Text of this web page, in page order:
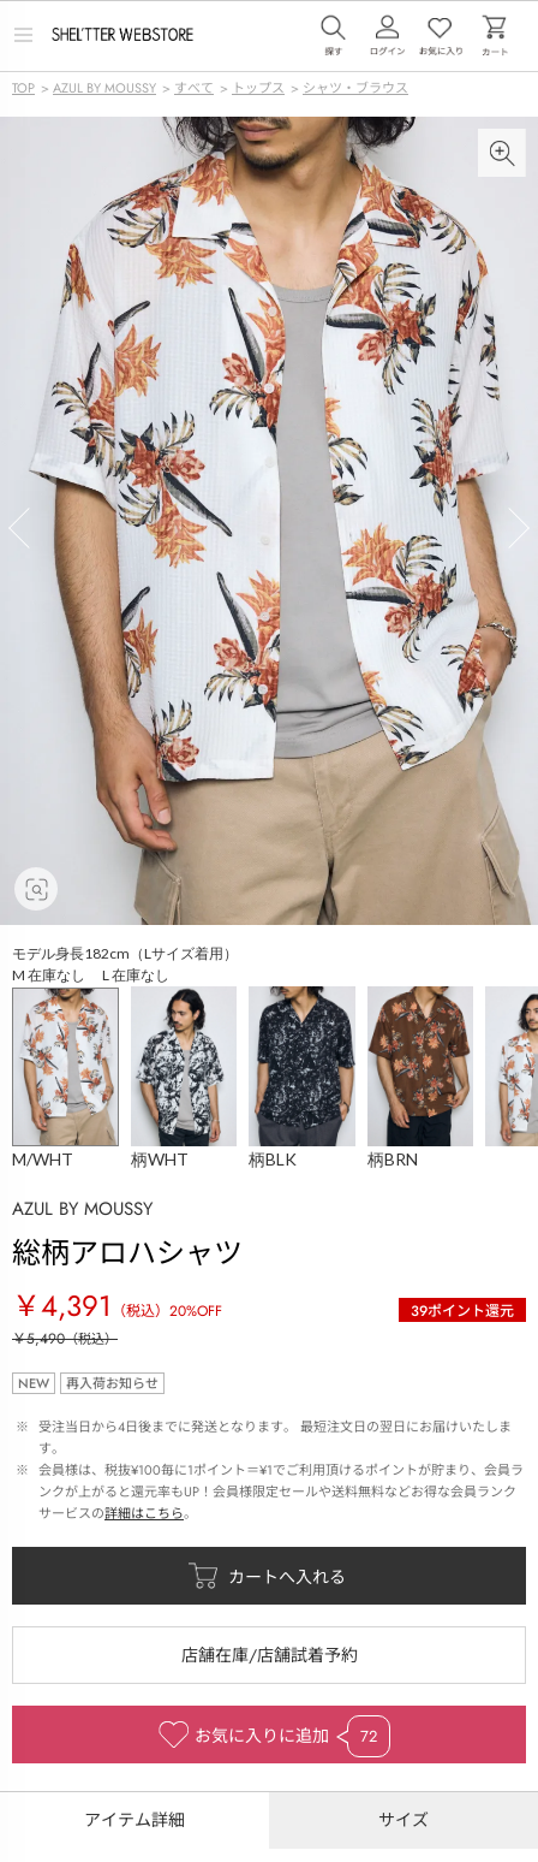
メ
ー
を
TOP > AZUL BY MOUSSY > すべて > トップス > シャツ・ブラウス
モデル身長182cm（Lサイズ着用）
M 在庫なし L 在庫なし
M/WHT 柄WHT 柄BLK 柄BRN
AZUL BY MOUSSY
総柄アロハシャツ
￥4,391
（税込） 20%OFF 39ポイント還元
￥5,490（税込）
NEW 再入荷お知らせ
※ 受注当日から4日後までに発送となります。 最短注文日の翌日にお届けいたしま
す。
※ 会員様は、税抜¥100毎に1ポイント＝¥1でご利用頂けるポイントが貯まり、会員ラ
ンクが上がると還元率もUP！会員様限定セールや送料無料などお得な会員ランク
サービスの詳細はこちら。
お気に入りに追加 72
アイテム詳細 サイズ